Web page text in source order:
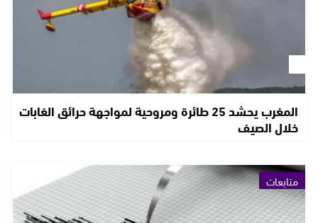
المغرب يحشد 25 طائرة ومروحية لمواجهة حرائق الغابات
خلال الصيف
متابعات